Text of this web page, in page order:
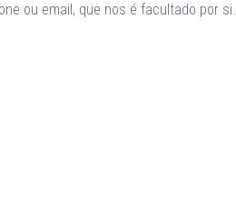
ou email, que nos é facultado por si.